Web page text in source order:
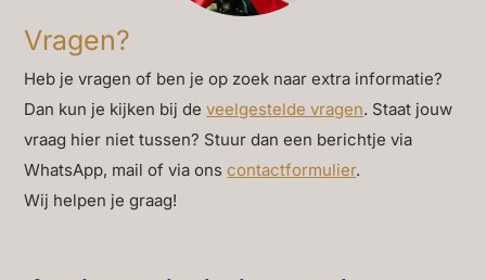
Vragen?
Heb je vragen of ben je op zoek naar extra informatie?
Dan kun je kijken bij deveelgestelde vragen. Staat jouw
vraag hier niet tussen? Stuur dan een berichtje via
WhatsApp, mail of via onscontactformulier.
Wij helpen je graag!